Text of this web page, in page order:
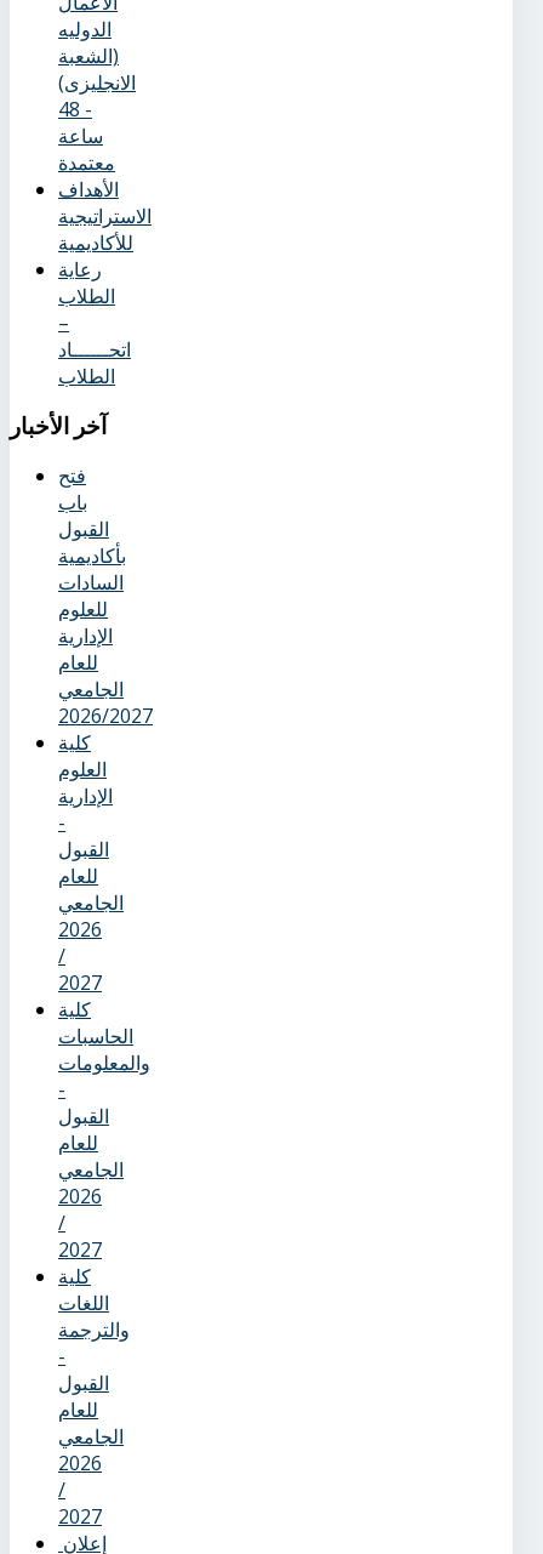
الدوليه
(الشعبة
الانجليزى)
- 48
ساعة
معتمدة
الأهداف
الاستراتيجية
للأكاديمية
رعاية
الطلاب
–
اتحــــــاد
الطلاب
آخر
الأخبار
فتح
باب
القبول
بأكاديمية
السادات
للعلوم
الإدارية
للعام
الجامعي
2026/2027
كلية
العلوم
الإدارية
-
القبول
للعام
الجامعي
2026
/
2027
كلية
الحاسبات
والمعلومات
-
القبول
للعام
الجامعي
2026
/
2027
كلية
اللغات
والترجمة
-
القبول
للعام
الجامعي
2026
/
2027